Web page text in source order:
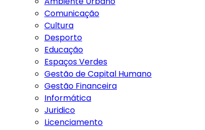
Comunicação
Cultura
Desporto
Educação
Espaços Verdes
Gestão de Capital Humano
Gestão Financeira
Informática
Juridico
Licenciamento